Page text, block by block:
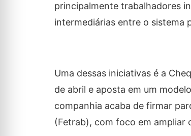
principalmente trabalhadores
intermediárias entre o sistema
Uma dessas iniciativas é a
de abril e aposta em um
companhia acaba de firmar
(Fetrab), com foco em ampliar